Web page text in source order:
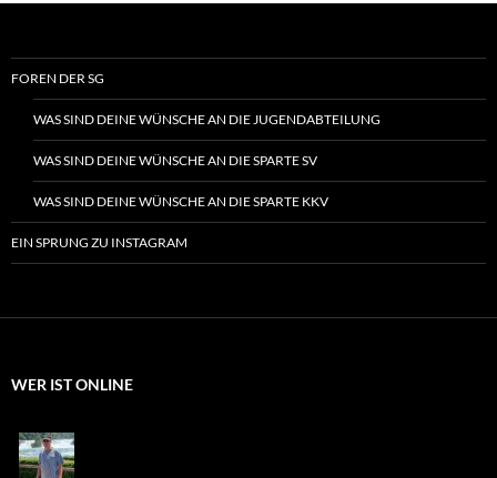
FOREN DER SG
WAS SIND DEINE WÜNSCHE AN DIE JUGENDABTEILUNG
WAS SIND DEINE WÜNSCHE AN DIE SPARTE SV
WAS SIND DEINE WÜNSCHE AN DIE SPARTE KKV
EIN SPRUNG ZU INSTAGRAM
WER IST ONLINE